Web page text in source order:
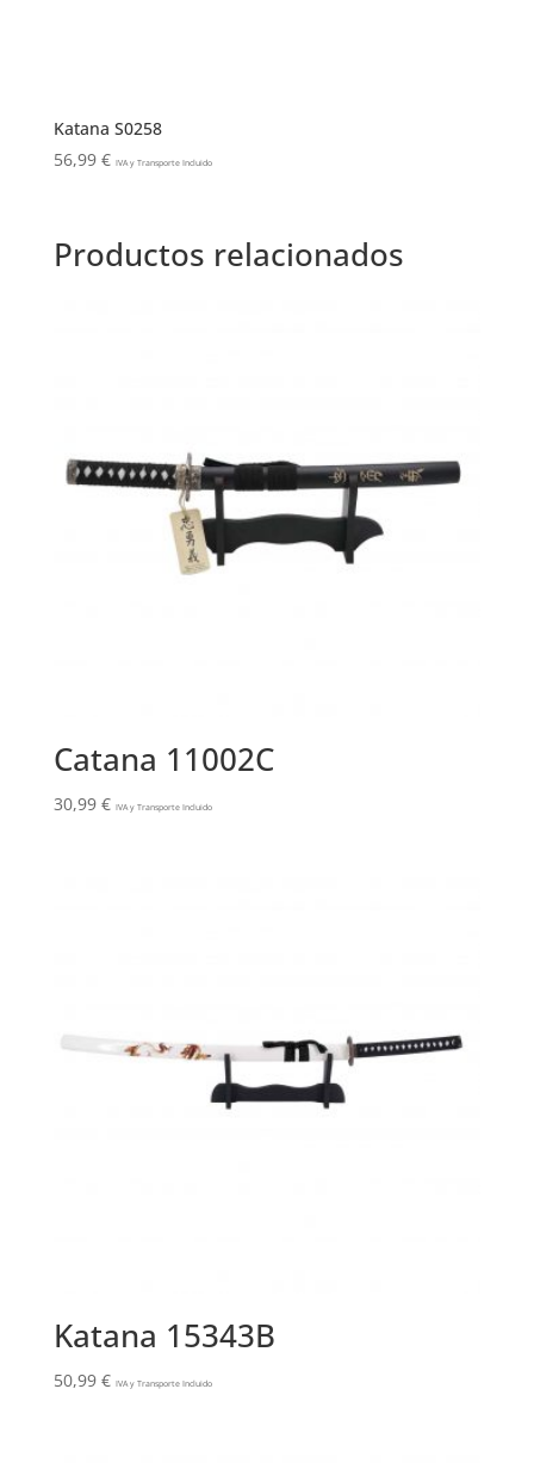
Katana S0258
56,99 € IVA y Transporte Incluido
Productos relacionados
Catana 11002C
30,99 € IVA y Transporte Incluido
Katana 15343B
50,99 € IVA y Transporte Incluido